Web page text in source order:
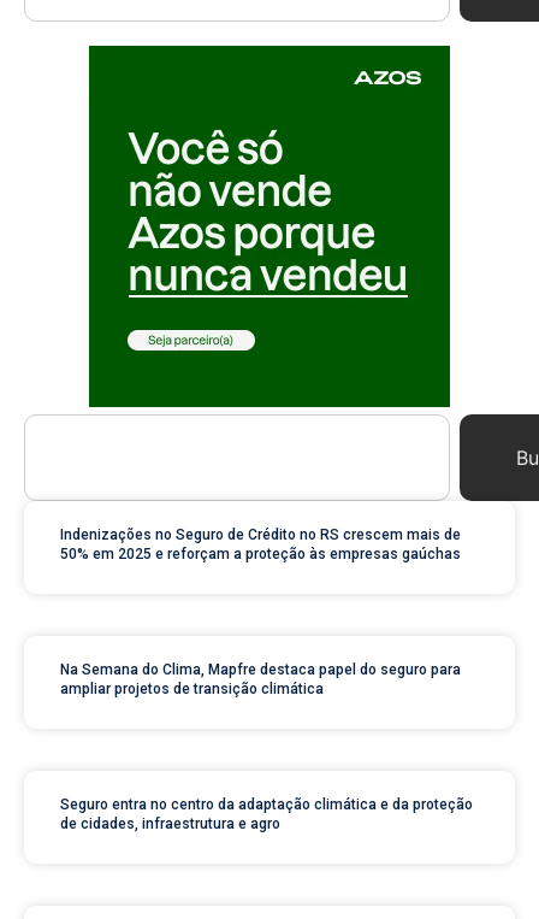
Indenizações no Seguro de Crédito no RS crescem mais de
50% em 2025 e reforçam a proteção às empresas gaúchas
Na Semana do Clima, Mapfre destaca papel do seguro para
ampliar projetos de transição climática
Seguro entra no centro da adaptação climática e da proteção
de cidades, infraestrutura e agro